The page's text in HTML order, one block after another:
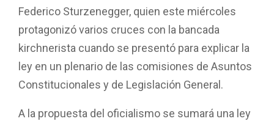
Federico Sturzenegger, quien este miércoles
protagonizó varios cruces con la bancada
kirchnerista cuando se presentó para explicar la
ley en un plenario de las comisiones de Asuntos
Constitucionales y de Legislación General.
A la propuesta del oficialismo se sumará una ley